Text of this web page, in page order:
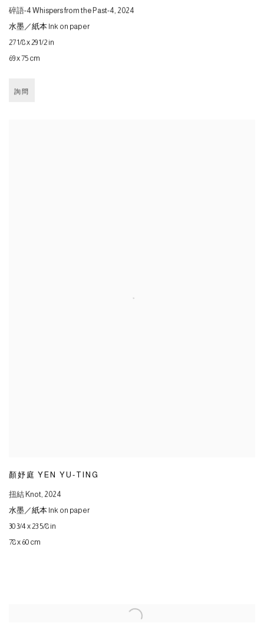
碎語-4 Whispers from the Past-4, 2024
水墨／紙本 Ink on paper
27 1/8 x 29 1/2 in
69 x 75 cm
詢問
顏妤庭 YEN YU-TING
扭結 Knot, 2024
水墨／紙本 Ink on paper
30 3/4 x 23 5/8 in
78 x 60 cm